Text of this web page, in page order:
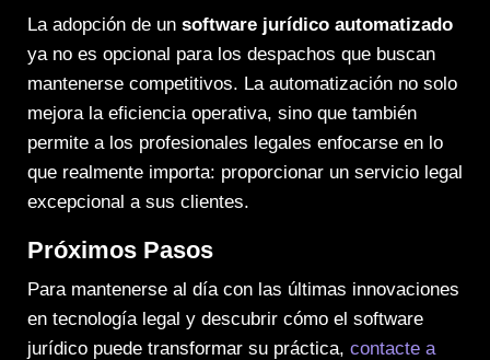
La adopción de un software jurídico automatizado
ya no es opcional para los despachos que buscan
mantenerse competitivos. La automatización no solo
mejora la eficiencia operativa, sino que también
permite a los profesionales legales enfocarse en lo
que realmente importa: proporcionar un servicio legal
excepcional a sus clientes.
Próximos Pasos
Para mantenerse al día con las últimas innovaciones
en tecnología legal y descubrir cómo el software
jurídico puede transformar su práctica, contacte a